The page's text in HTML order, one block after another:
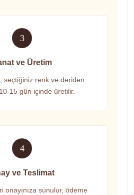
3
ve Üretim
seçtiğiniz renk ve deriden
10-15 gün içinde üretilir.
4
ve Teslimat
onayınıza sunulur, ödeme